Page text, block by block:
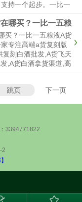
持一个起步。一比一
长，酒体丰满，回味
说，白酒厂家用高A
回收的酒。高质量53
...
哪买？一比一五粮
买？一比一五粮液A货
专注高端a货复刻版
复刻白酒批发,A货飞天
,A货白酒拿货渠道,高
手A货白酒拿货渠道。
】提供各系列白酒
跳页 下一页
3394771822
2